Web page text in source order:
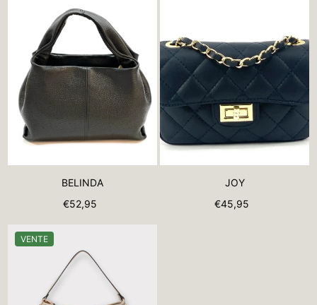
BELINDA
€52,95
JOY
€45,95
VENTE